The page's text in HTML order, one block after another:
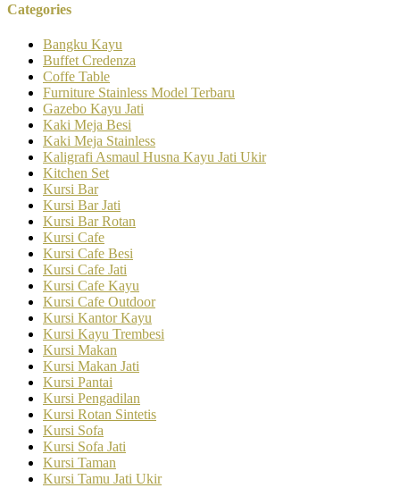
Categories
Bangku Kayu
Buffet Credenza
Coffe Table
Furniture Stainless Model Terbaru
Gazebo Kayu Jati
Kaki Meja Besi
Kaki Meja Stainless
Kaligrafi Asmaul Husna Kayu Jati Ukir
Kitchen Set
Kursi Bar
Kursi Bar Jati
Kursi Bar Rotan
Kursi Cafe
Kursi Cafe Besi
Kursi Cafe Jati
Kursi Cafe Kayu
Kursi Cafe Outdoor
Kursi Kantor Kayu
Kursi Kayu Trembesi
Kursi Makan
Kursi Makan Jati
Kursi Pantai
Kursi Pengadilan
Kursi Rotan Sintetis
Kursi Sofa
Kursi Sofa Jati
Kursi Taman
Kursi Tamu Jati Ukir